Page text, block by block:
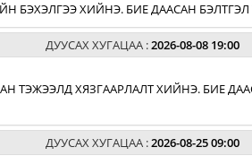
БЭХЭЛГЭЭ ХИЙНЭ. БИЕ ДААСАН
ДУУСАХ ХУГАЦАА :2026-08-08 19:00
ХЯЗГААРЛАЛТ ХИЙНЭ. БИЕ
ДУУСАХ ХУГАЦАА :2026-08-25 09:00